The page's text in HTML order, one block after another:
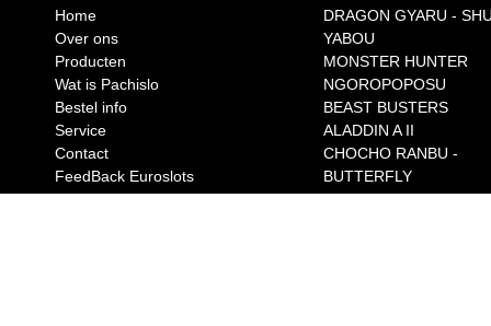
Home
Over ons
Producten
Wat is Pachislo
Bestel info
Service
Contact
FeedBack Euroslots
DRAGON GYARU -
YABOU
MONSTER HUNTER
NGOROPOPOSU
BEAST BUSTERS
ALADDIN A II
CHOCHO RANBU -
BUTTERFLY
TALES OF SYMPHONIA